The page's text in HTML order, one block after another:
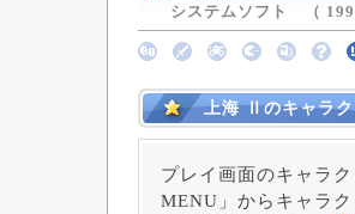
システムソフト （
上海 Ⅱのキャラ
プレイ画面のキャラ
MENU」からキャラ